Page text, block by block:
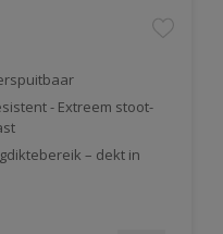
- Extreem stoot-
– dekt in